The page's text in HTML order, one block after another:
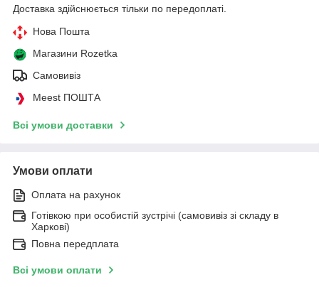
Доставка здійснюється тільки по передоплаті.
Нова Пошта
Магазини Rozetka
Самовивіз
Meest ПОШТА
Всі умови доставки
Умови оплати
Оплата на рахунок
Готівкою при особистій зустрічі (самовивіз зі складу в
Харкові)
Повна передплата
Всі умови оплати